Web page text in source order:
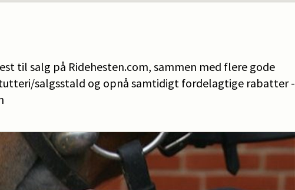
til salg på Ridehesten.com, sammen med flere gode
salgsstald og opnå samtidigt fordelagtige rabatter -